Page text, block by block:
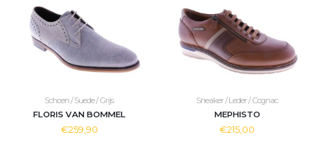
Schoen / Suede / Grijs
FLORIS VAN BOMMEL
€259,90
Sneaker / Leder / Cognac
MEPHISTO
€215,00